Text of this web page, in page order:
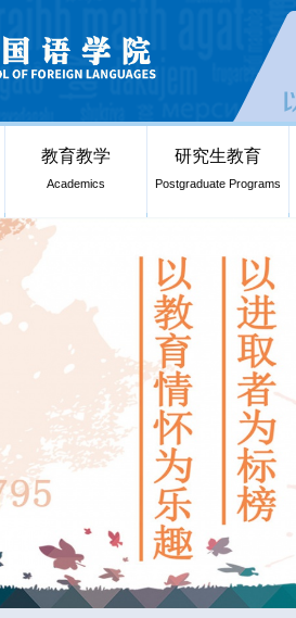
教育教学
Academics
研究生教育
Postgraduate Programs